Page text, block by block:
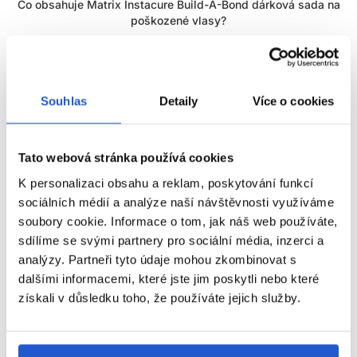
Souhlas Detaily Více o cookies
Tato webová stránka používá cookies
K personalizaci obsahu a reklam, poskytování funkcí
sociálních médií a analýze naší návštěvnosti využíváme
soubory cookie. Informace o tom, jak náš web používáte,
sdílíme se svými partnery pro sociální média, inzerci a
analýzy. Partneři tyto údaje mohou zkombinovat s
dalšími informacemi, které jste jim poskytli nebo které
získali v důsledku toho, že používáte jejich služby.
Co obsahuje Matrix Instacure Build-A-Bond dárková sada na
poškozené vlasy?
Tato dárková sada kosmetiky spojuje tři profesionální produkty,
které společně působí na poškozené vlasy a obnovují jejich
Matrix Instacure Build-A-Bond šampon na poškozené
vyživuje a připravuje na následnou regeneraci. Pomáhá
prvním použití.
Matrix Instacure Build-A-Bond maska na poškozené vlasy
250ml – intenzivní péče, která proniká hluboko do
vlasového vlákna, obnovuje jeho vnitřní strukturu a posiluje
oslabené vazby. Vlasy jsou po aplikaci pružné, lesklé a
méně náchylné k lámání.
Matrix Instacure Build-A-Bond bezoplachový krém na
poškození. Ideální společník pro každodenní použití.
ZOBRAZIT VÍCE